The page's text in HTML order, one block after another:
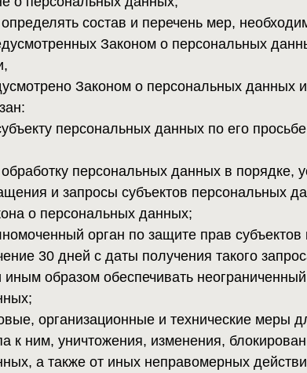
и запросы субъектов персональных данных и
о персональных данных;
орган по защите прав субъектов
30 дней с даты получения такого запроса;
образом обеспечивать неограниченный
организационные и технические меры для
ним, уничтожения, изменения, блокирования,
а также от иных неправомерных действий в
(распространение, предоставление, доступ)
данные в порядке и случаях,
предусмотренные Законом о
субъектов персональных данных
данных имеют право:
касающуюся обработки его персональных
Сведения предоставляются субъекту
персональные данные, относящиеся к
законные основания для раскрытия таких
Законом о персональных данных;